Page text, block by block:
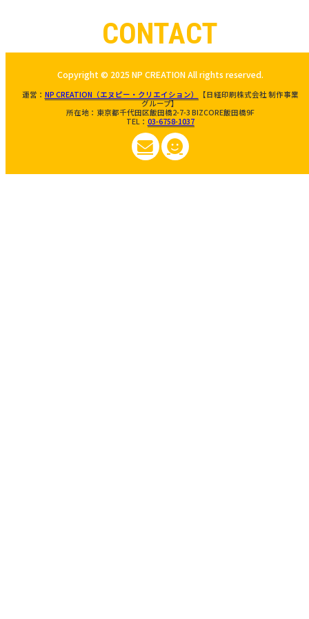
CONTACT
Copyright © 2025 NP CREATION All rights reserved.
運営： NP CREATION（エヌピー・クリエイション）
【日経印刷株式会社 制作事業
グループ】
所在地：東京都千代田区飯田橋2-7-3 BIZCORE飯田橋9F
TEL： 03-6758-1037